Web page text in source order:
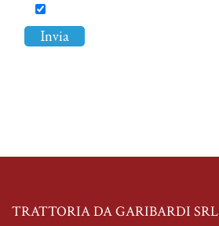
TRATTORIA DA GARIBARDI SRL